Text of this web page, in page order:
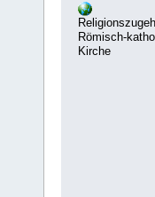
Römisch-
Kirche